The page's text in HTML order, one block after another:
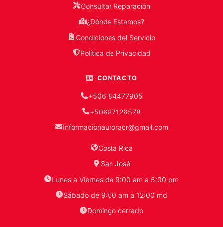
Consultar Reparación
¿Dónde Estamos?
Condiciones del Servicio
Política de Privacidad
CONTACTO
+506 84477905
+50687126578
Informacionauroracr@gmail.com
Costa Rica
San José
Lunes a Viernes de 9:00 am a 5:00 pm
Sábado de 9:00 am a 12:00 md
Domingo cerrado